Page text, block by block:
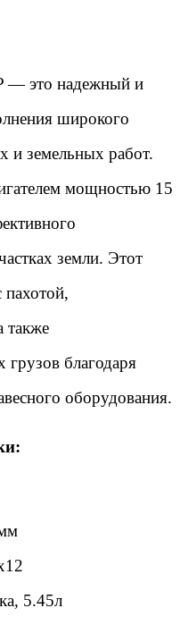
— это надежный и
широкого
и земельных работ.
мощностью 15
земли. Этот
пахотой,
также
грузов благодаря
оборудования.
5.45л